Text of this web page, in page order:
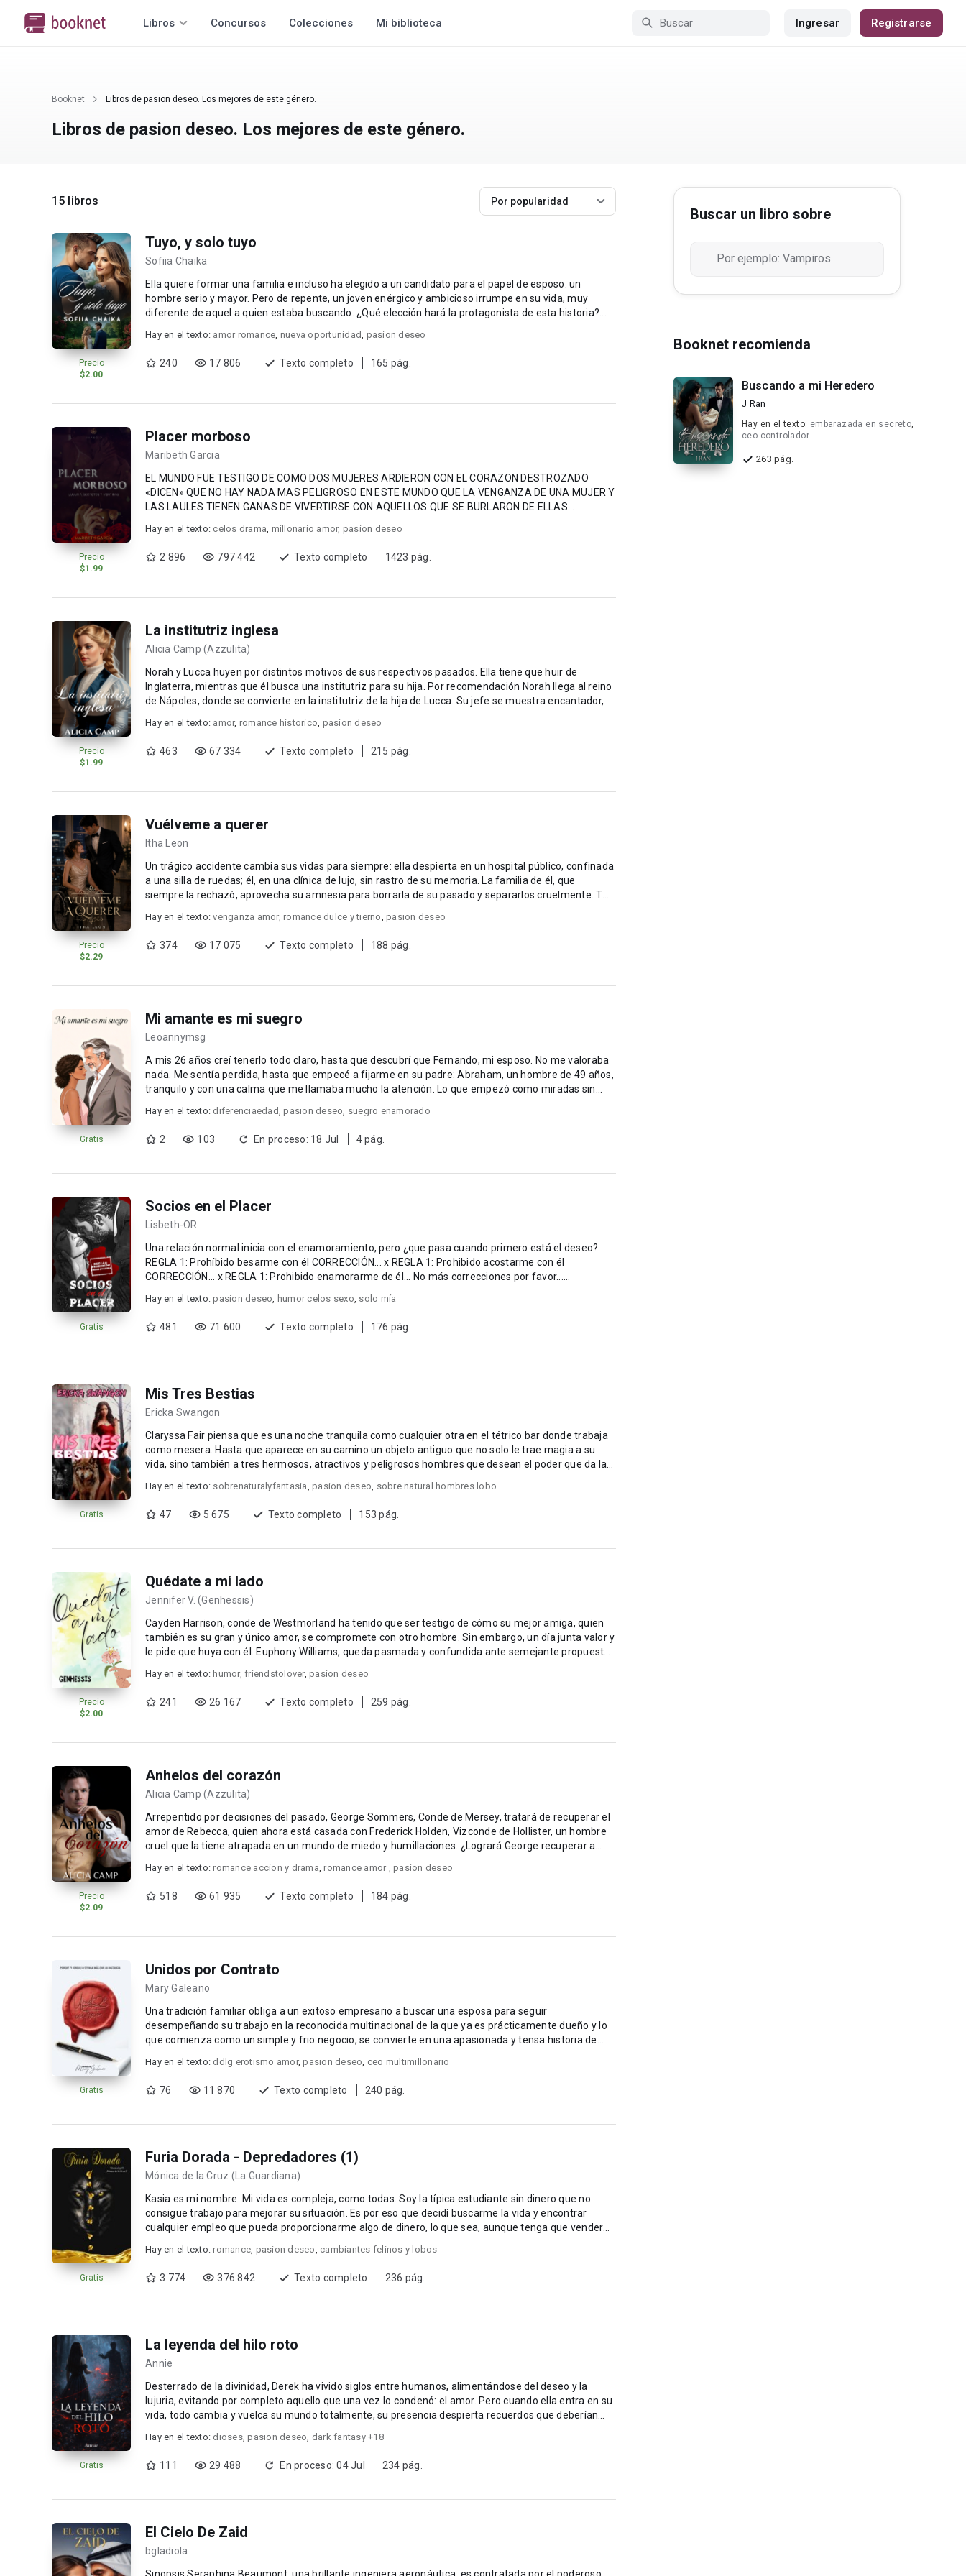
Libros Concursos Colecciones Mi biblioteca Ingresar Registrarse
Booknet Libros de pasion deseo. Los mejores de este género.
Libros de pasion deseo. Los mejores de este género.
15 libros Por popularidad
Precio
$2.00
Tuyo, y solo tuyo
Sofiia Chaika
Ella quiere formar una familia e incluso ha elegido a un candidato para el papel de esposo: un
hombre serio y mayor. Pero de repente, un joven enérgico y ambicioso irrumpe en su vida, muy
diferente de aquel a quien estaba buscando. ¿Qué elección hará la protagonista de esta historia?...
Hay en el texto: amor romance, nueva oportunidad, pasion deseo
240 17 806 Texto completo 165 pág.
Precio
$1.99
Placer morboso
Maribeth Garcia
EL MUNDO FUE TESTIGO DE COMO DOS MUJERES ARDIERON CON EL CORAZON DESTROZADO
«DICEN» QUE NO HAY NADA MAS PELIGROSO EN ESTE MUNDO QUE LA VENGANZA DE UNA MUJER Y
LAS LAULES TIENEN GANAS DE VIVERTIRSE CON AQUELLOS QUE SE BURLARON DE ELLAS....
Hay en el texto: celos drama, millonario amor, pasion deseo
2 896 797 442 Texto completo 1423 pág.
Precio
$1.99
La institutriz inglesa
Alicia Camp (Azzulita)
Norah y Lucca huyen por distintos motivos de sus respectivos pasados. Ella tiene que huir de
Inglaterra, mientras que él busca una institutriz para su hija. Por recomendación Norah llega al reino
de Nápoles, donde se convierte en la institutriz de la hija de Lucca. Su jefe se muestra encantador, ...
Hay en el texto: amor, romance historico, pasion deseo
463 67 334 Texto completo 215 pág.
Precio
$2.29
Vuélveme a querer
Itha Leon
Un trágico accidente cambia sus vidas para siempre: ella despierta en un hospital público, confinada
a una silla de ruedas; él, en una clínica de lujo, sin rastro de su memoria. La familia de él, que
siempre la rechazó, aprovecha su amnesia para borrarla de su pasado y separarlos cruelmente. T...
Hay en el texto:venganza amor, romance dulce y tierno, pasion deseo
374 17 075 Texto completo 188 pág.
Gratis
Mi amante es mi suegro
Leoannymsg
A mis 26 años creí tenerlo todo claro, hasta que descubrí que Fernando, mi esposo. No me valoraba
nada. Me sentía perdida, hasta que empecé a fijarme en su padre: Abraham, un hombre de 49 años,
tranquilo y con una calma que me llamaba mucho la atención. Lo que empezó como miradas sin...
Hay en el texto: diferenciaedad,pasion deseo, suegro enamorado
2 103 En proceso: 18 Jul 4 pág.
Gratis
Socios en el Placer
Lisbeth-OR
Una relación normal inicia con el enamoramiento, pero ¿que pasa cuando primero está el deseo?
REGLA 1: Prohíbido besarme con él CORRECCIÓN... x REGLA 1: Prohibido acostarme con él
CORRECCIÓN... x REGLA 1: Prohibido enamorarme de él... No más correcciones por favor......
Hay en el texto:pasion deseo, humor celos sexo, solo mía
481 71 600 Texto completo 176 pág.
Gratis
Mis Tres Bestias
Ericka Swangon
Claryssa Fair piensa que es una noche tranquila como cualquier otra en el tétrico bar donde trabaja
como mesera. Hasta que aparece en su camino un objeto antiguo que no solo le trae magia a su
vida, sino también a tres hermosos, atractivos y peligrosos hombres que desean el poder que da la
Hay en el texto: sobrenaturalyfantasia, pasion deseo, sobre natural hombres lobo
47 5 675 Texto completo 153 pág.
Precio
$2.00
Quédate a mi lado
Jennifer V. (Genhessis)
Cayden Harrison, conde de Westmorland ha tenido que ser testigo de cómo su mejor amiga, quien
también es su gran y único amor, se compromete con otro hombre. Sin embargo, un día junta valor y
le pide que huya con él. Euphony Williams, queda pasmada y confundida ante semejante propuesta,
Hay en el texto: humor, friendstolover, pasion deseo
241 26 167 Texto completo 259 pág.
Precio
$2.09
Anhelos del corazón
Alicia Camp (Azzulita)
Arrepentido por decisiones del pasado, George Sommers, Conde de Mersey, tratará de recuperar el
amor de Rebecca, quien ahora está casada con Frederick Holden, Vizconde de Hollister, un hombre
cruel que la tiene atrapada en un mundo de miedo y humillaciones. ¿Logrará George recuperar a
Hay en el texto:romance accion y drama,romance amor , pasion deseo
518 61 935 Texto completo 184 pág.
Gratis
Unidos por Contrato
Mary Galeano
Una tradición familiar obliga a un exitoso empresario a buscar una esposa para seguir
desempeñando su trabajo en la reconocida multinacional de la que ya es prácticamente dueño y lo
que comienza como un simple y frio negocio, se convierte en una apasionada y tensa historia de
Hay en el texto: ddlg erotismo amor,pasion deseo, ceo multimillonario
76 11 870 Texto completo 240 pág.
Gratis
Furia Dorada - Depredadores (1)
Mónica de la Cruz (La Guardiana)
Kasia es mi nombre. Mi vida es compleja, como todas. Soy la típica estudiante sin dinero que no
consigue trabajo para mejorar su situación. Es por eso que decidí buscarme la vida y encontrar
cualquier empleo que pueda proporcionarme algo de dinero, lo que sea, aunque tenga que vender
Hay en el texto:romance, pasion deseo, cambiantes felinos y lobos
3 774 376 842 Texto completo 236 pág.
Gratis
La leyenda del hilo roto
Annie
Desterrado de la divinidad, Derek ha vivido siglos entre humanos, alimentándose del deseo y la
lujuria, evitando por completo aquello que una vez lo condenó: el amor. Pero cuando ella entra en su
vida, todo cambia y vuelca su mundo totalmente, su presencia despierta recuerdos que deberían
Hay en el texto: dioses,pasion deseo, dark fantasy +18
111 29 488 En proceso: 04 Jul 234 pág.
El Cielo De Zaid
bgladiola
Buscar un libro sobre
Booknet recomienda
Buscando a mi Heredero
J Ran
Hay en el texto: embarazada en secreto,
ceo controlador
263 pág.